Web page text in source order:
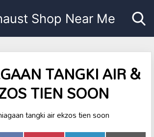
TANGKI AIR &
TIEN SOON